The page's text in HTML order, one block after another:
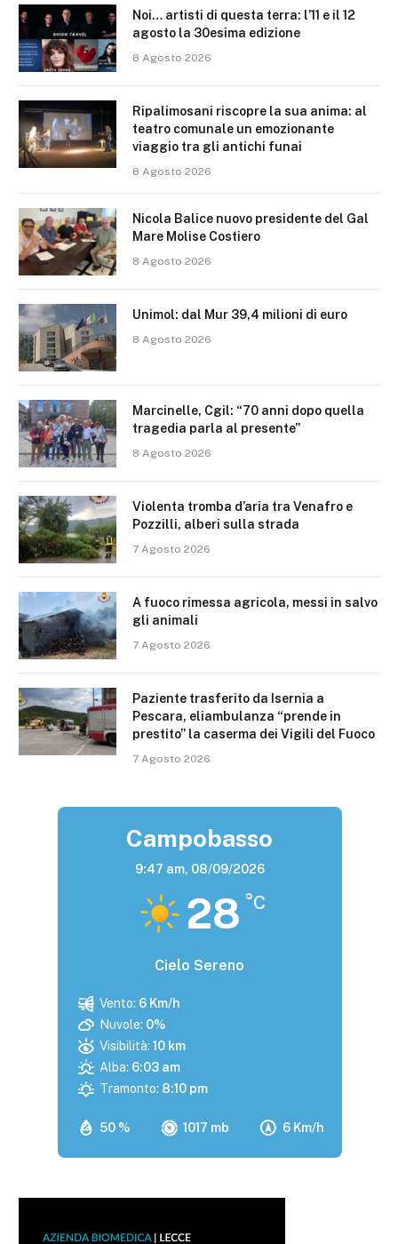
Noi… artisti di questa terra: l’11 e il 12
agosto la 30esima edizione
8 Agosto 2026
Ripalimosani riscopre la sua anima: al
teatro comunale un emozionante
viaggio tra gli antichi funai
8 Agosto 2026
Nicola Balice nuovo presidente del Gal
Mare Molise Costiero
8 Agosto 2026
Unimol: dal Mur 39,4 milioni di euro
8 Agosto 2026
Marcinelle, Cgil: “70 anni dopo quella
tragedia parla al presente”
8 Agosto 2026
Violenta tromba d’aria tra Venafro e
Pozzilli, alberi sulla strada
7 Agosto 2026
A fuoco rimessa agricola, messi in salvo
gli animali
7 Agosto 2026
Paziente trasferito da Isernia a
Pescara, eliambulanza “prende in
prestito” la caserma dei Vigili del Fuoco
7 Agosto 2026
Campobasso
9:47 am, 08/09/2026
28 °C
Cielo Sereno
50 % 1017 mb 6 Km/h
Vento: 6 Km/h
Nuvole: 0%
Visibilità: 10 km
Alba: 6:03 am
Tramonto: 8:10 pm